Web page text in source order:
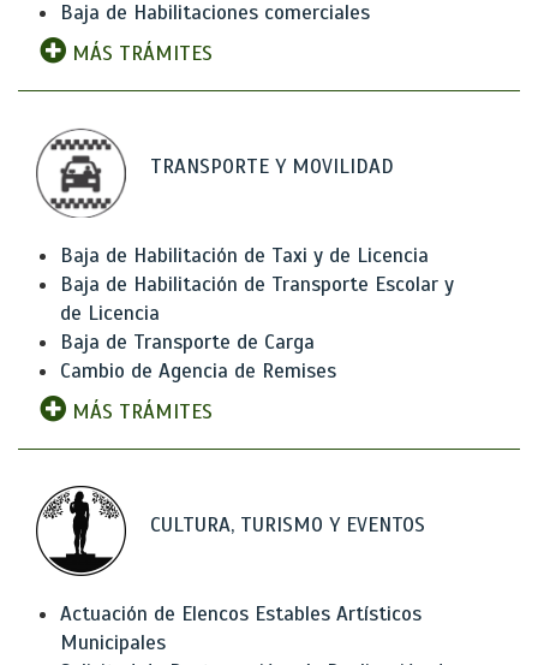
Baja de Habilitaciones comerciales
MÁS TRÁMITES
TRANSPORTE Y MOVILIDAD
Baja de Habilitación de Taxi y de Licencia
Baja de Habilitación de Transporte Escolar y
de Licencia
Baja de Transporte de Carga
Cambio de Agencia de Remises
MÁS TRÁMITES
CULTURA, TURISMO Y EVENTOS
Actuación de Elencos Estables Artísticos
Municipales